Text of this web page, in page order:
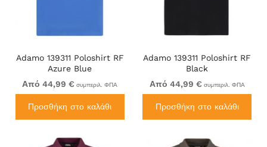
Adamo 139311 Poloshirt RF
Azure Blue
Από 44,99 € συμπεριλ. ΦΠΑ
Προσθήκη στο καλάθι
Adamo 139311 Poloshirt RF
Black
Από 44,99 € συμπεριλ. ΦΠΑ
Προσθήκη στο καλάθι